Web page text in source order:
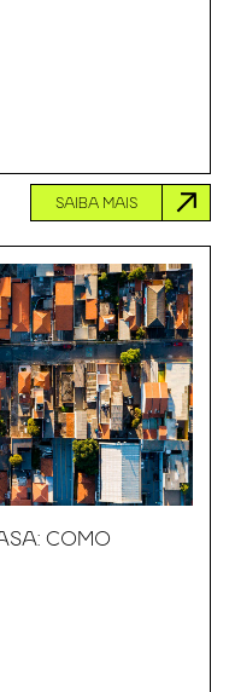
SAIBA MAIS
COMO